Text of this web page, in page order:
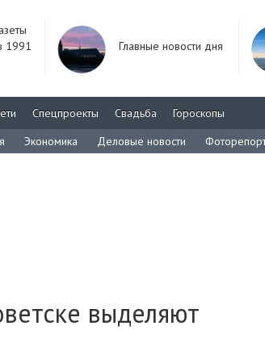
1991
Главные новости дня
Спецпроекты Свадьба
Гороскопы
Экономика Деловые новости
выделяют